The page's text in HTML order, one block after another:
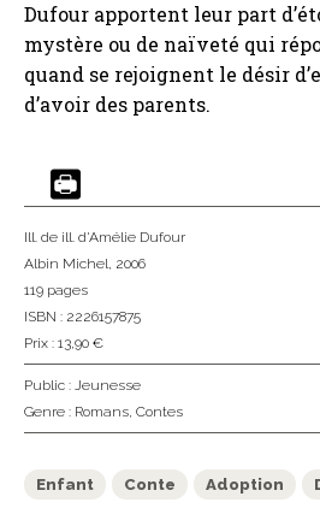
Dufour apportent leur part
mystère ou de naïveté qui
quand se rejoignent le désir
d’avoir des parents.
Ill. de ill. d'Amélie Dufour
Albin Michel, 2006
119 pages
ISBN : 2226157875
Prix : 13,90 €
Public : Jeunesse
Genre : Romans, Contes
Enfant Conte Adoption